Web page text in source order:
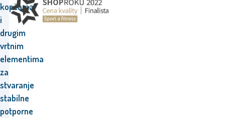
kopčama
i
drugim
vrtnim
elementima
za
stvaranje
stabilne
potporne